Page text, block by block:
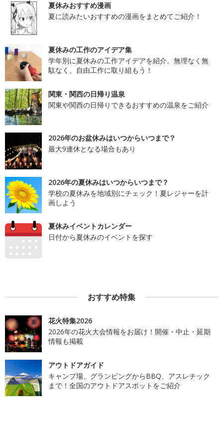
夏休みおすすめ漫画
夏に読みたいおすすめの漫画をまとめてご紹介！
夏休みの工作のアイデア集
学年別に夏休みの工作アイデアを紹介。無理なく無
駄なく、自由工作に取り組もう！
関東・関西の日帰り温泉
関東や関西の日帰りできるおすすめの温泉をご紹介
2026年のお盆休みはいつからいつまで？
最大9連休となる場合もあり
2026年の夏休みはいつからいつまで？
学校の夏休みを地域別にチェック！夏レジャーを計
画しよう
夏休みイベントカレンダー
日付から夏休みのイベントを探す
おすすめ特集
花火特集2026
2026年の花火大会情報をお届け！開催・中止・延期
情報も掲載
アウトドアガイド
キャンプ場、グランピングからBBQ、アスレチック
まで！全国のアウトドアスポットをご紹介